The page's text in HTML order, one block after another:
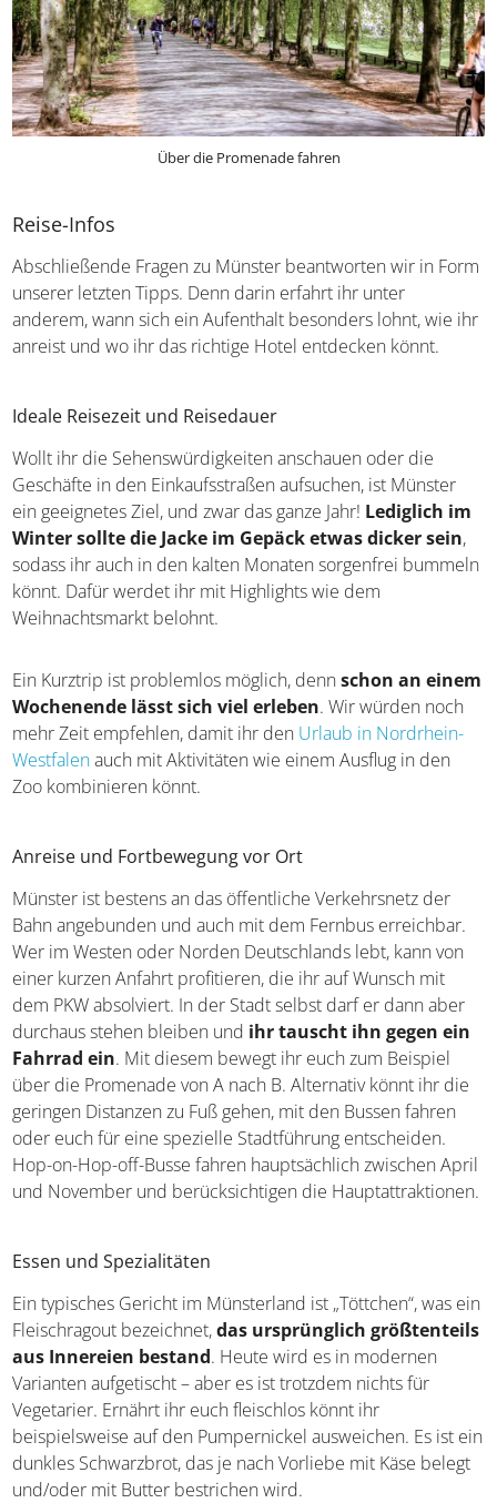
Über die Promenade fahren
Reise-Infos
Abschließende Fragen zu Münster beantworten wir in Form
unserer letzten Tipps. Denn darin erfahrt ihr unter
anderem, wann sich ein Aufenthalt besonders lohnt, wie ihr
anreist und wo ihr das richtige Hotel entdecken könnt.
Ideale Reisezeit und Reisedauer
Wollt ihr die Sehenswürdigkeiten anschauen oder die
Geschäfte in den Einkaufsstraßen aufsuchen, ist Münster
ein geeignetes Ziel, und zwar das ganze Jahr! Lediglich im
Winter sollte die Jacke im Gepäck etwas dicker sein,
sodass ihr auch in den kalten Monaten sorgenfrei bummeln
könnt. Dafür werdet ihr mit Highlights wie dem
Weihnachtsmarkt belohnt.
Ein Kurztrip ist problemlos möglich, dennschon an einem
Wochenende lässt sich viel erleben. Wir würden noch
mehr Zeit empfehlen, damit ihr den Urlaub in Nordrhein-
Westfalenauch mit Aktivitäten wie einem Ausflug in den
Zoo kombinieren könnt.
Anreise und Fortbewegung vor Ort
Münster ist bestens an das öffentliche Verkehrsnetz der
Bahn angebunden und auch mit dem Fernbus erreichbar.
Wer im Westen oder Norden Deutschlands lebt, kann von
einer kurzen Anfahrt profitieren, die ihr auf Wunsch mit
dem PKW absolviert. In der Stadt selbst darf er dann aber
durchaus stehen bleiben und ihr tauscht ihn gegen ein
Fahrrad ein. Mit diesem bewegt ihr euch zum Beispiel
über die Promenade von A nach B. Alternativ könnt ihr die
geringen Distanzen zu Fuß gehen, mit den Bussen fahren
oder euch für eine spezielle Stadtführung entscheiden.
Hop-on-Hop-off-Busse fahren hauptsächlich zwischen April
und November und berücksichtigen die Hauptattraktionen.
Essen und Spezialitäten
Ein typisches Gericht im Münsterland ist „Töttchen“, was ein
Fleischragout bezeichnet,das ursprünglich größtenteils
aus Innereien bestand. Heute wird es in modernen
Varianten aufgetischt – aber es ist trotzdem nichts für
Vegetarier. Ernährt ihr euch fleischlos könnt ihr
beispielsweise auf den Pumpernickel ausweichen. Es ist ein
dunkles Schwarzbrot, das je nach Vorliebe mit Käse belegt
und/oder mit Butter bestrichen wird.